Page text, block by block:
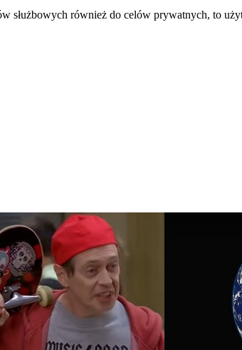
służbowych również do celów prywatnych, to